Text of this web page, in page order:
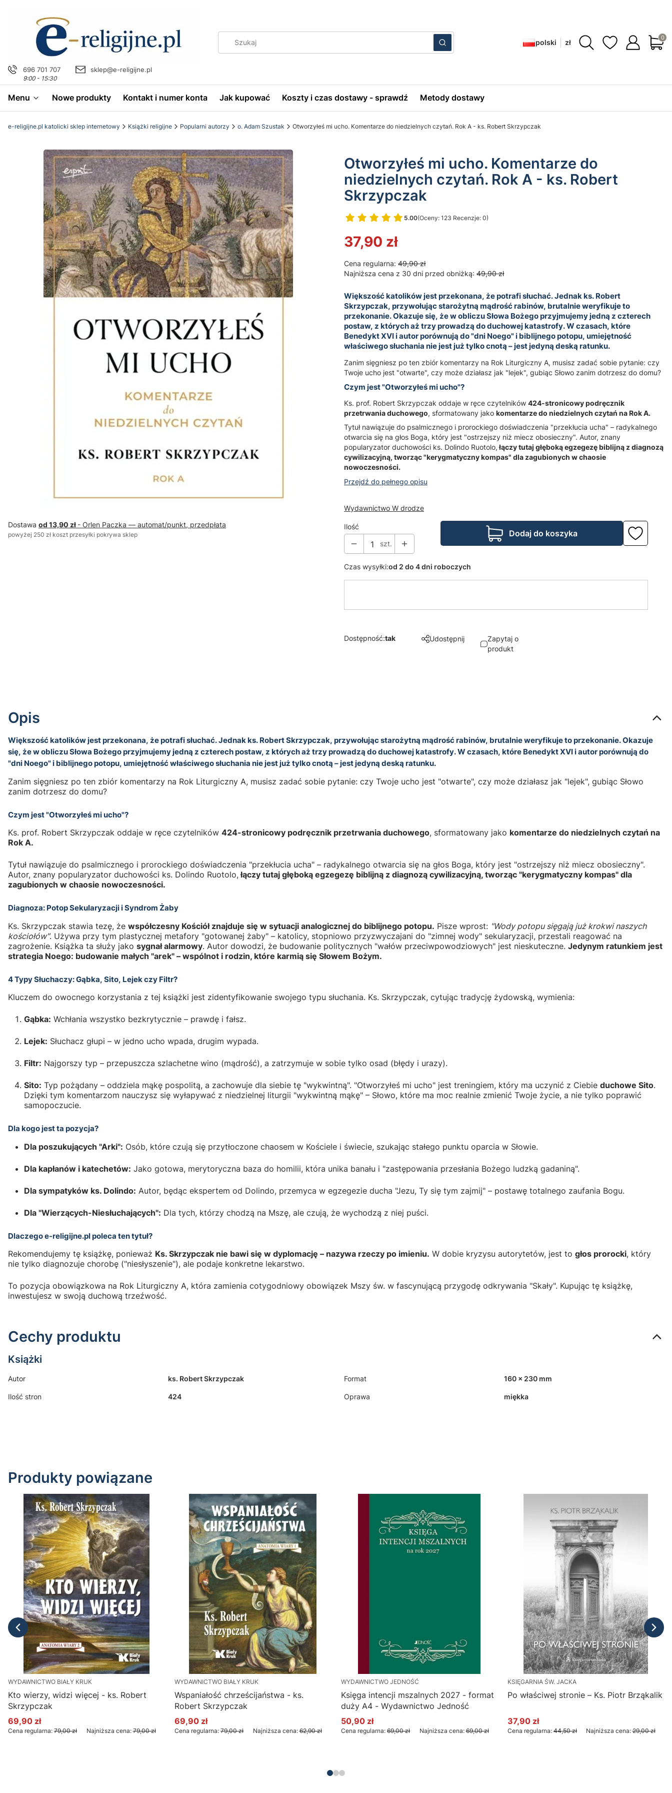
696 701 707
9:00 - 15:30
sklep@e-religijne.pl
WyczyśćSzukaj polski zł
Menu Nowe produkty Kontakt i numer konta Jak kupować Koszty i czas dostawy - sprawdź Metody dostawy
e-religijne.pl katolicki sklep internetowy Książki religijne Popularni autorzy o. Adam Szustak Otworzyłeś mi ucho. Komentarze do niedzielnych czytań. Rok A - ks. Robert Skrzypczak
Dostawa od 13,90 zł - Orlen Paczka — automat/punkt, przedpłata
powyżej 250 zł koszt przesyłki pokrywa sklep
Otworzyłeś mi ucho. Komentarze do
niedzielnych czytań. Rok A - ks. Robert
Skrzypczak
5.00(Oceny: 123 Recenzje: 0)
Przejdź do sekcji Opinie
37,90 zł
Cena regularna: 49,90 zł
Najniższa cena z 30 dni przed obniżką: 49,90 zł
Większość katolików jest przekonana, że potrafi słuchać. Jednak ks. Robert
Skrzypczak, przywołując starożytną mądrość rabinów, brutalnie weryfikuje to
przekonanie. Okazuje się, że w obliczu Słowa Bożego przyjmujemy jedną z czterech
postaw, z których aż trzy prowadzą do duchowej katastrofy. W czasach, które
Benedykt XVI i autor porównują do "dni Noego" i biblijnego potopu, umiejętność
właściwego słuchania nie jest już tylko cnotą – jest jedyną deską ratunku.
Zanim sięgniesz po ten zbiór komentarzy na Rok Liturgiczny A, musisz zadać sobie pytanie: czy
Twoje ucho jest "otwarte", czy może działasz jak "lejek", gubiąc Słowo zanim dotrzesz do domu?
Czym jest "Otworzyłeś mi ucho"?
Ks. prof. Robert Skrzypczak oddaje w ręce czytelników 424-stronicowy podręcznik
przetrwania duchowego, sformatowany jako komentarze do niedzielnych czytań na Rok A.
Tytuł nawiązuje do psalmicznego i prorockiego doświadczenia "przekłucia ucha" – radykalnego
otwarcia się na głos Boga, który jest "ostrzejszy niż miecz obosieczny". Autor, znany
popularyzator duchowości ks. Dolindo Ruotolo, łączy tutaj głęboką egzegezę biblijną z diagnozą
cywilizacyjną, tworząc "kerygmatyczny kompas" dla zagubionych w chaosie
nowoczesności.
Przejdź do pełnego opisu
Wydawnictwo W drodze
Ilość
szt.
Dodaj do koszyka
Czas wysyłki:od 2 do 4 dni roboczych
Dostępność:tak Udostępnij
Zapytaj o
produkt
Opis
Większość katolików jest przekonana, że potrafi słuchać. Jednak ks. Robert Skrzypczak, przywołując starożytną mądrość rabinów, brutalnie weryfikuje to przekonanie. Okazuje
się, że w obliczu Słowa Bożego przyjmujemy jedną z czterech postaw, z których aż trzy prowadzą do duchowej katastrofy. W czasach, które Benedykt XVI i autor porównują do
"dni Noego" i biblijnego potopu, umiejętność właściwego słuchania nie jest już tylko cnotą – jest jedyną deską ratunku.
Zanim sięgniesz po ten zbiór komentarzy na Rok Liturgiczny A, musisz zadać sobie pytanie: czy Twoje ucho jest "otwarte", czy może działasz jak "lejek", gubiąc Słowo
zanim dotrzesz do domu?
Czym jest "Otworzyłeś mi ucho"?
Ks. prof. Robert Skrzypczak oddaje w ręce czytelników 424-stronicowy podręcznik przetrwania duchowego, sformatowany jako komentarze do niedzielnych czytań na
Rok A.
Tytuł nawiązuje do psalmicznego i prorockiego doświadczenia "przekłucia ucha" – radykalnego otwarcia się na głos Boga, który jest "ostrzejszy niż miecz obosieczny".
Autor, znany popularyzator duchowości ks. Dolindo Ruotolo,łączy tutaj głęboką egzegezę biblijną z diagnozą cywilizacyjną, tworząc "kerygmatyczny kompas" dla
zagubionych w chaosie nowoczesności.
Diagnoza: Potop Sekularyzacji i Syndrom Żaby
Ks. Skrzypczak stawia tezę, że współczesny Kościół znajduje się w sytuacji analogicznej do biblijnego potopu. Pisze wprost: "Wody potopu sięgają już krokwi naszych
kościołów". Używa przy tym plastycznej metafory "gotowanej żaby" – katolicy, stopniowo przyzwyczajani do "zimnej wody" sekularyzacji, przestali reagować na
zagrożenie. Książka ta służy jako sygnał alarmowy. Autor dowodzi, że budowanie politycznych "wałów przeciwpowodziowych" jest nieskuteczne. Jedynym ratunkiem jest
strategia Noego: budowanie małych "arek" – wspólnot i rodzin, które karmią się Słowem Bożym.
4 Typy Słuchaczy: Gąbka, Sito, Lejek czy Filtr?
Kluczem do owocnego korzystania z tej książki jest zidentyfikowanie swojego typu słuchania. Ks. Skrzypczak, cytując tradycję żydowską, wymienia:
Gąbka: Wchłania wszystko bezkrytycznie – prawdę i fałsz.
Lejek: Słuchacz głupi – w jedno ucho wpada, drugim wypada.
Filtr: Najgorszy typ – przepuszcza szlachetne wino (mądrość), a zatrzymuje w sobie tylko osad (błędy i urazy).
Sito: Typ pożądany – oddziela mąkę pospolitą, a zachowuje dla siebie tę "wykwintną". "Otworzyłeś mi ucho" jest treningiem, który ma uczynić z Ciebie duchowe Sito.
Dzięki tym komentarzom nauczysz się wyłapywać z niedzielnej liturgii "wykwintną mąkę" – Słowo, które ma moc realnie zmienić Twoje życie, a nie tylko poprawić
samopoczucie.
Dla kogo jest ta pozycja?
Dla poszukujących "Arki": Osób, które czują się przytłoczone chaosem w Kościele i świecie, szukając stałego punktu oparcia w Słowie.
Dla kapłanów i katechetów: Jako gotowa, merytoryczna baza do homilii, która unika banału i "zastępowania przesłania Bożego ludzką gadaniną".
Dla sympatyków ks. Dolindo: Autor, będąc ekspertem od Dolindo, przemyca w egzegezie ducha "Jezu, Ty się tym zajmij" – postawę totalnego zaufania Bogu.
Dla "Wierzących-Niesłuchających": Dla tych, którzy chodzą na Mszę, ale czują, że wychodzą z niej puści.
Dlaczego e-religijne.pl poleca ten tytuł?
Rekomendujemy tę książkę, ponieważ Ks. Skrzypczak nie bawi się w dyplomację – nazywa rzeczy po imieniu. W dobie kryzysu autorytetów, jest to głos prorocki, który
nie tylko diagnozuje chorobę ("niesłyszenie"), ale podaje konkretne lekarstwo.
To pozycja obowiązkowa na Rok Liturgiczny A, która zamienia cotygodniowy obowiązek Mszy św. w fascynującą przygodę odkrywania "Skały". Kupując tę książkę,
inwestujesz w swoją duchową trzeźwość.
Cechy produktu
Książki
Autor ks. Robert Skrzypczak Format 160 x 230 mm
Ilość stron 424 Oprawa miękka
Produkty powiązane
WYDAWNICTWO BIAŁY KRUK
Kto wierzy, widzi więcej - ks. Robert
Skrzypczak
Cena promocyjna
69,90 zł
Cena regularna: 79,00 zł Najniższa cena: 79,00 zł
WYDAWNICTWO BIAŁY KRUK
Wspaniałość chrześcijaństwa - ks.
Robert Skrzypczak
Cena promocyjna
69,90 zł
Cena regularna: 79,00 zł Najniższa cena: 62,90 zł
WYDAWNICTWO JEDNOŚĆ
Księga intencji mszalnych 2027 - format
duży A4 - Wydawnictwo Jedność
Cena promocyjna
50,90 zł
Cena regularna: 69,00 zł Najniższa cena: 69,00 zł
KSIĘGARNIA ŚW. JACKA
Po właściwej stronie – Ks. Piotr Brząkalik
Cena promocyjna
37,90 zł
Cena regularna: 44,50 zł Najniższa cena: 29,00 zł